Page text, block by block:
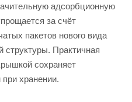
адсорбционную
за счёт
пакетов нового вида
структуры. Практичная
сохраняет
хранении.